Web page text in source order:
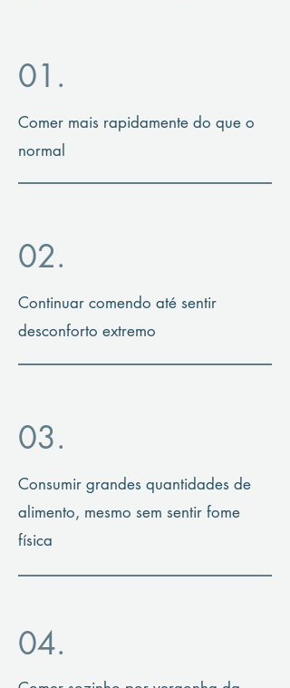
01.
Comer mais rapidamente do que o
normal
02.
Continuar comendo até sentir
desconforto extremo
03.
Consumir grandes quantidades de
alimento, mesmo sem sentir fome
física
04.